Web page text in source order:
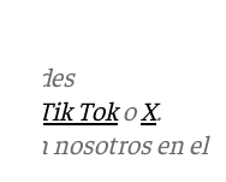
redes
Tik TokoX.
con nosotros en el